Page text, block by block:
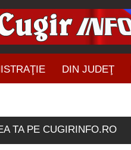
DIN JUDEŢ
TA PE CUGIRINFO.RO